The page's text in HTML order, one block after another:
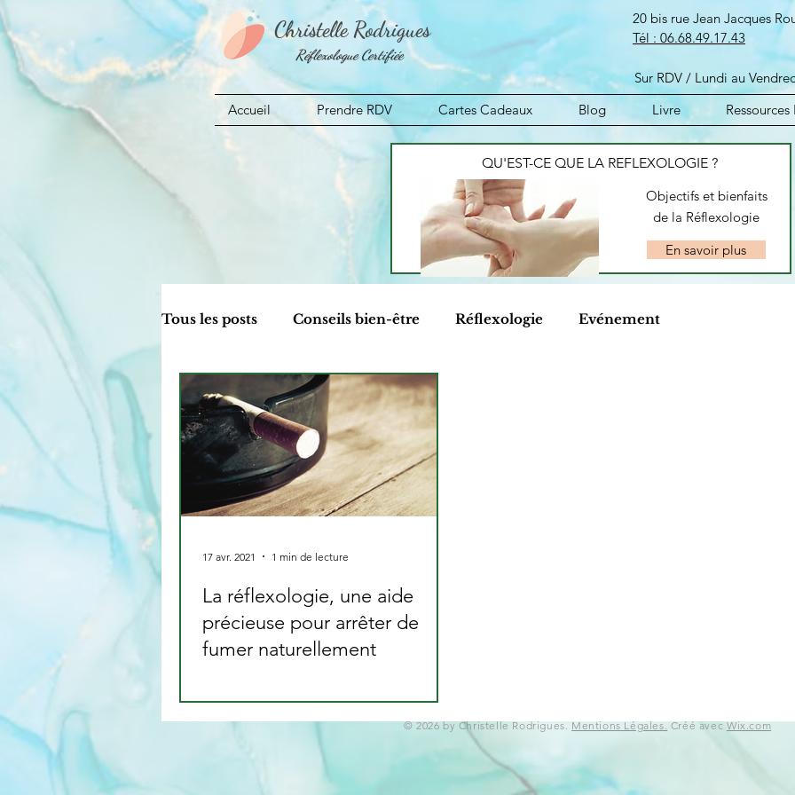
Christelle Rodrigues
Réflexologue Certifiée
20 bis rue Jean Jacques
​Tél : 06.68.49.17.43
Accueil Prendre RDV Cartes Cadeaux Blog Livre
Sur RDV / Lundi au
QU'EST-CE QUE LA REFLEXOLOGIE ?
Objectifs et bienfaits
de la Réflexologie
En savoir plus
Tous les posts Conseils bien-être Réflexologie Evénement
Aromathérapie Actualités
La réflexologie, une aide
précieuse pour arrêter de
fumer naturellement
17 avr. 2021 1 min de lecture
© 2026 by Christelle Rodrigues.Mentions Légales.Créé avecWix.com